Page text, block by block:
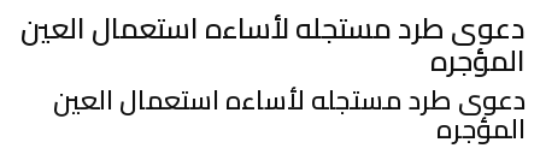
دعوى طرد مستجله لأساءه استعمال العين
المؤجره
دعوى طرد مستجله لأساءه استعمال العين
المؤجره